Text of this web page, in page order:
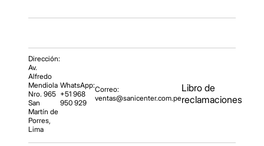
Dirección:
Av.
Alfredo
Mendiola
Nro. 965
San
Martín de
Porres,
Lima
WhatsApp:
+51 968
950 929
Correo:
ventas@sanicenter.com.pe
Libro de
reclamaciones